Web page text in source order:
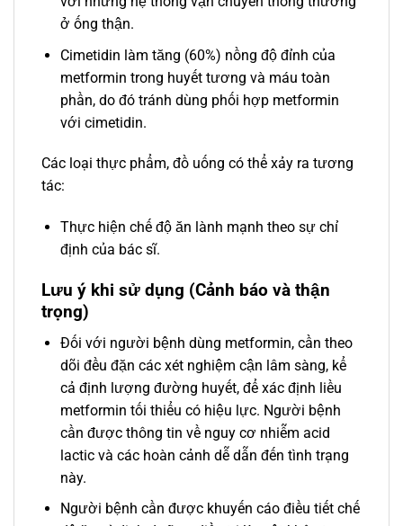
ở ống thận.
Cimetidin làm tăng (60%) nồng độ đỉnh của
metformin trong huyết tương và máu toàn
phần, do đó tránh dùng phối hợp metformin
với cimetidin.
Các loại thực phẩm, đồ uống có thể xảy ra tương
tác:
Thực hiện chế độ ăn lành mạnh theo sự chỉ
định của bác sĩ.
Lưu ý khi sử dụng (Cảnh báo và thận
trọng)
Ðối với người bệnh dùng metformin, cần theo
dõi đều đặn các xét nghiệm cận lâm sàng, kể
cả định lượng đường huyết, để xác định liều
metformin tối thiểu có hiệu lực. Người bệnh
cần được thông tin về nguy cơ nhiễm acid
lactic và các hoàn cảnh dễ dẫn đến tình trạng
này.
Người bệnh cần được khuyến cáo điều tiết chế